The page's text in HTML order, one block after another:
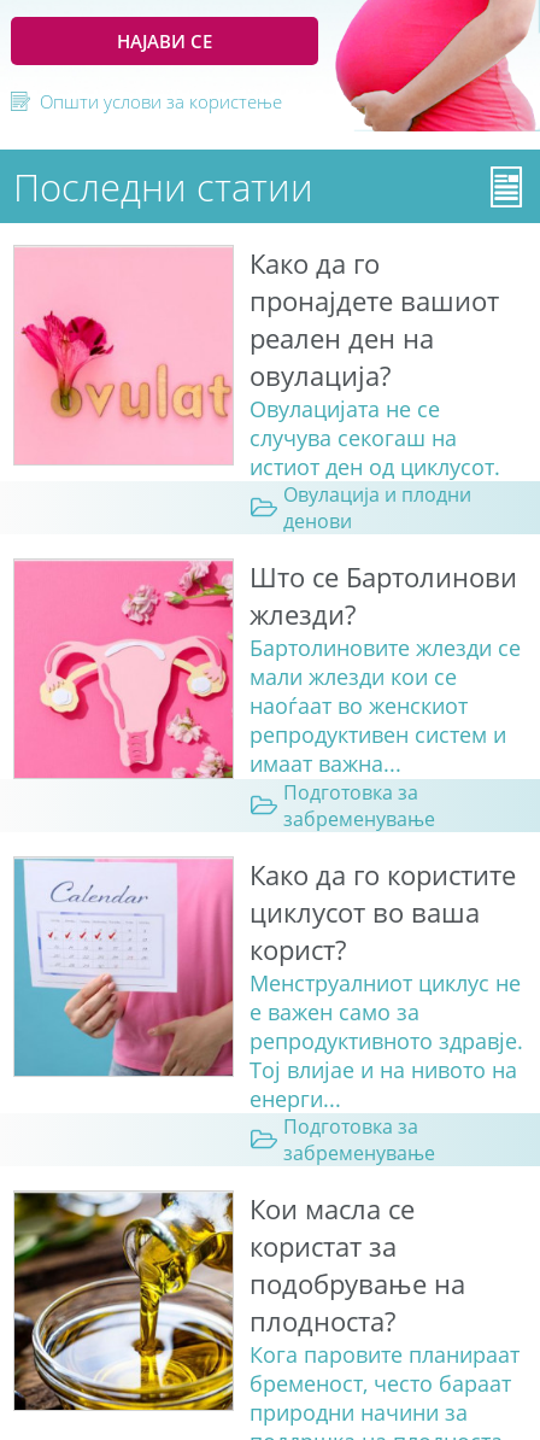
НАЈАВИ СЕ
Општи услови за користење
Последни статии
Како да го
пронајдете вашиот
реален ден на
овулација?
Овулацијата не се
случува секогаш на
истиот ден од циклусот.
Овулација и плодни
денови
Што се Бартолинови
жлезди?
Бартолиновите жлезди се
мали жлезди кои се
наоѓаат во женскиот
репродуктивен систем и
имаат важна...
Подготовка за
забременување
Како да го користите
циклусот во ваша
корист?
Менструалниот циклус не
е важен само за
репродуктивното здравје.
Тој влијае и на нивото на
енерги...
Подготовка за
забременување
Кои масла се
користат за
подобрување на
плодноста?
Кога паровите планираат
бременост, често бараат
природни начини за